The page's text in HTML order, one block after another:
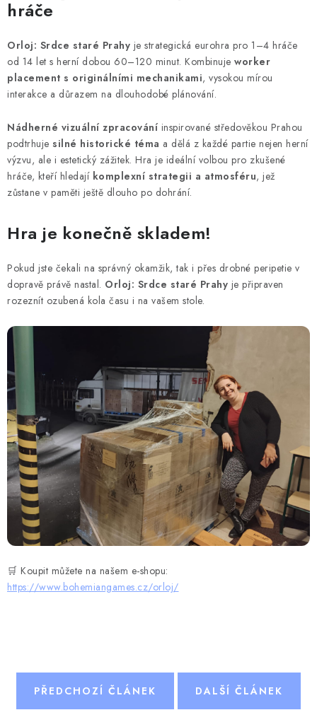
hráče
Orloj: Srdce staré Prahy je strategická eurohra pro 1–4 hráče
od 14 let s herní dobou 60–120 minut. Kombinuje worker
placement s originálními mechanikami, vysokou mírou
interakce a důrazem na dlouhodobé plánování.
Nádherné vizuální zpracování inspirované středověkou Prahou
podtrhuje silné historické téma a dělá z každé partie nejen herní
výzvu, ale i estetický zážitek. Hra je ideální volbou pro zkušené
hráče, kteří hledají komplexní strategii a atmosféru, jež
zůstane v paměti ještě dlouho po dohrání.
Hra je konečně skladem!
Pokud jste čekali na správný okamžik, tak i přes drobné peripetie v
dopravě právě nastal. Orloj: Srdce staré Prahy je připraven
rozeznít ozubená kola času i na vašem stole.
🛒 Koupit můžete na našem e-shopu:
https://www.bohemiangames.cz/orloj/
PŘEDCHOZÍ ČLÁNEK DALŠÍ ČLÁNEK